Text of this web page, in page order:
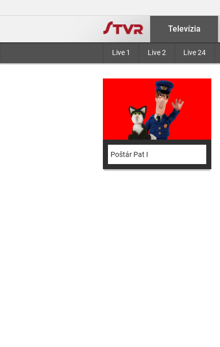
Televízia
Live 1 Live 2 Live 24
Poštár Pat I